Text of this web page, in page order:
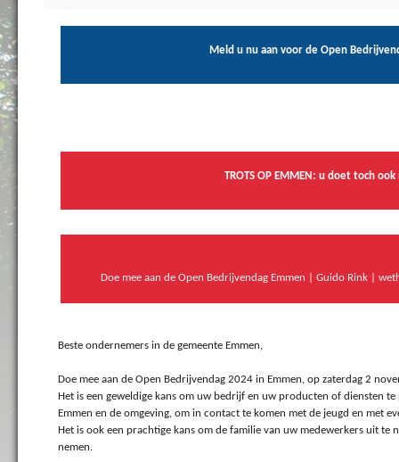
Meld u nu aan voor de Open
TROTS OP EMMEN: u doet toch ook
Doe mee aan de Open Bedrijvendag Emmen | Guido Rink |
Beste ondernemers in de gemeente Emmen,
Doe mee aan de Open Bedrijvendag 2024 in Emmen, op zaterdag 2
Het is een geweldige kans om uw bedrijf en uw producten of diensten
Emmen en de omgeving, om in contact te komen met de jeugd en met
Het is ook een prachtige kans om de familie van uw medewerkers uit te
nemen.